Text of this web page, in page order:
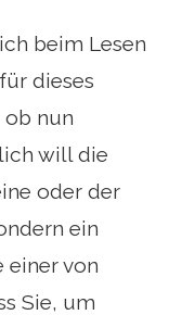
beim Lesen
dieses
ob nun
will die
oder der
ein
einer von
Sie, um